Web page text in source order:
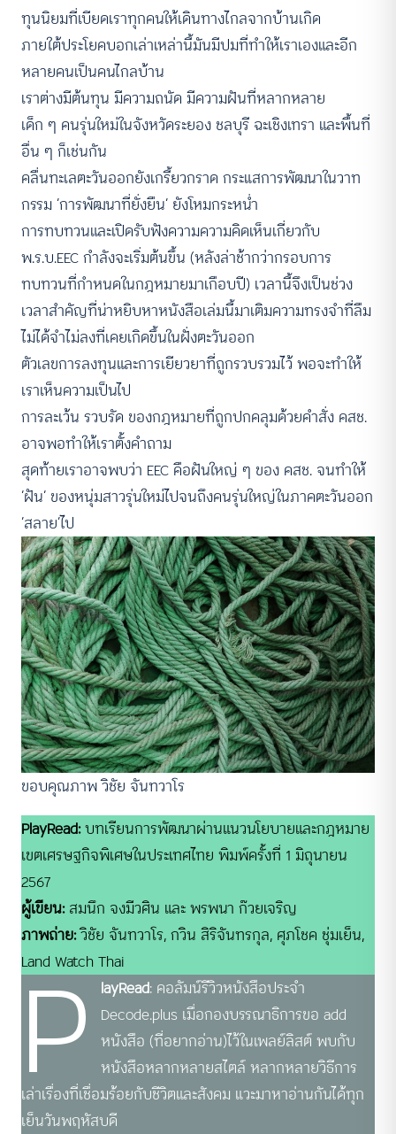
ทุนนิยมที่เบียดเราทุกคนให้เดินทางไกลจากบ้านเกิด
ภายใต้ประโยคบอกเล่าเหล่านี้มันมีปมที่ทำให้เราเองและอีก
หลายคนเป็นคนไกลบ้าน
เราต่างมีต้นทุน มีความถนัด มีความฝันที่หลากหลาย
เด็ก ๆ คนรุ่นใหม่ในจังหวัดระยอง ชลบุรี ฉะเชิงเทรา และพื้นที่
อื่น ๆ ก็เช่นกัน
คลื่นทะเลตะวันออกยังเกรี้ยวกราด กระแสการพัฒนาในวาท
กรรม ‘การพัฒนาที่ยั่งยืน’ ยังโหมกระหน่ำ
การทบทวนและเปิดรับฟังความความคิดเห็นเกี่ยวกับ
พ.ร.บ.EEC กำลังจะเริ่มต้นขึ้น (หลังล่าช้ากว่ากรอบการ
ทบทวนที่กำหนดในกฎหมายมาเกือบปี) เวลานี้จึงเป็นช่วง
เวลาสำคัญที่น่าหยิบหาหนังสือเล่มนี้มาเติมความทรงจำที่ลืม
ไม่ได้จำไม่ลงที่เคยเกิดขึ้นในฝั่งตะวันออก
ตัวเลขการลงทุนและการเยียวยาที่ถูกรวบรวมไว้ พอจะทำให้
เราเห็นความเป็นไป
การละเว้น รวบรัด ของกฎหมายที่ถูกปกคลุมด้วยคำสั่ง คสช.
อาจพอทำให้เราตั้งคำถาม
สุดท้ายเราอาจพบว่า EEC คือฝันใหญ่ ๆ ของ คสช. จนทำให้
‘ฝัน’ ของหนุ่มสาวรุ่นใหม่ไปจนถึงคนรุ่นใหญ่ในภาคตะวันออก
‘สลาย’ไป
ขอบคุณภาพ วิชัย จันทวาโร
PlayRead:บทเรียนการพัฒนาผ่านแนวนโยบายและกฎหมาย
เขตเศรษฐกิจพิเศษในประเทศไทย พิมพ์ครั้งที่ 1 มิถุนายน
2567
ผู้เขียน:สมนึก จงมีวศิน และ พรพนา ก๊วยเจริญ
ภาพถ่าย:วิชัย จันทวาโร, กวิน สิริจันทรกุล, ศุภโชค ชุ่มเย็น,
Land Watch Thai
P layRead: คอลัมน์รีวิวหนังสือประจำ
Decode.plus เมื่อกองบรรณาธิการขอ add
หนังสือ (ที่อยากอ่าน)ไว้ในเพลย์ลิสต์ พบกับ
หนังสือหลากหลายสไตล์ หลากหลายวิธีการ
เล่าเรื่องที่เชื่อมร้อยกับชีวิตและสังคม แวะมาหาอ่านกันได้ทุก
เย็นวันพฤหัสบดี